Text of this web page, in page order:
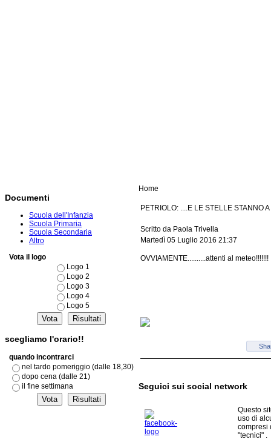
Documenti
Scuola dell'Infanzia
Scuola Primaria
Scuola Secondaria
Altro
Vota il logo
Logo 1
Logo 2
Logo 3
Logo 4
Logo 5
scegliamo l'orario!!
quando incontrarci
nel tardo pomeriggio (dalle 18,30)
dopo cena (dalle 21)
il fine settimana
Home
PETRIOLO: ....E LE STELLE STANNO
Scritto da Paola Trivella
Martedì 05 Luglio 2016 21:37
OVVIAMENTE..........attenti al meteo!!!!!!!
Seguici sui social network
Questo
uso di
compresi
"tecnici" .